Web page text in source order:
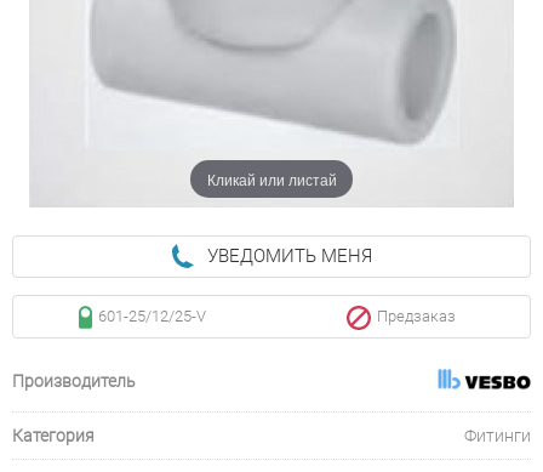
Кликай или листай
УВЕДОМИТЬ МЕНЯ
601-25/12/25-V Предзаказ
Производитель
Категория Фитинги